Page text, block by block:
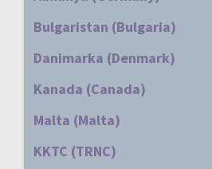
Bulgaristan (Bulgaria)
Danimarka (Denmark)
Kanada (Canada)
Malta (Malta)
KKTC (TRNC)